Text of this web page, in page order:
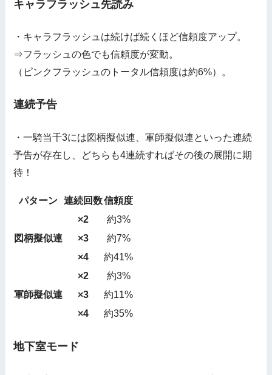
キャラフラッシュ先読み
・キャラフラッシュは続けば続くほど信頼度アップ。
⇒フラッシュの色でも信頼度が変動。
（ピンクフラッシュのトータル信頼度は約6%）。
連続予告
・一騎当千3には図柄擬似連、軍師擬似連といった連続
予告が存在し、どちらも4連続すればその後の展開に期
待！
パターン 連続回数信頼度
図柄擬似連
×2
約3%
×3
約7%
×4
約41%
軍師擬似連
×2
約3%
×3
約11%
×4
約35%
地下室モード